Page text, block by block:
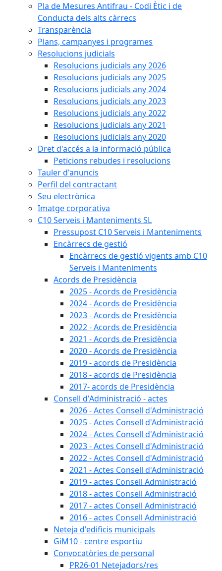
Pla de Mesures Antifrau - Codi Ètic i de
Conducta dels alts càrrecs
Transparència
Plans, campanyes i programes
Resolucions judicials
Resolucions judicials any 2026
Resolucions judicials any 2025
Resolucions judicials any 2024
Resolucions judicials any 2023
Resolucions judicials any 2022
Resolucions judicials any 2021
Resolucions judicials any 2020
Dret d'accés a la informació pública
Peticions rebudes i resolucions
Tauler d'anuncis
Perfil del contractant
Seu electrònica
Imatge corporativa
C10 Serveis i Manteniments SL
Pressupost C10 Serveis i Manteniments
Encàrrecs de gestió
Encàrrecs de gestió vigents amb C10
Serveis i Manteniments
Acords de Presidència
2025 - Acords de Presidència
2024 - Acords de Presidència
2023 - Acords de Presidència
2022 - Acords de Presidència
2021 - Acords de Presidència
2020 - Acords de Presidència
2019 - acords de Presidència
2018 - acords de Presidència
2017- acords de Presidència
Consell d'Administració - actes
2026 - Actes Consell d'Administració
2025 - Actes Consell d'Administració
2024 - Actes Consell d'Administració
2023 - Actes Consell d'Administració
2022 - Actes Consell d'Administració
2021 - Actes Consell d'Administració
2019 - actes Consell Administració
2018 - actes Consell Administració
2017 - actes Consell Administració
2016 - actes Consell Administració
Neteja d'edificis municipals
GiM10 - centre esportiu
Convocatòries de personal
PR26-01 Netejadors/res